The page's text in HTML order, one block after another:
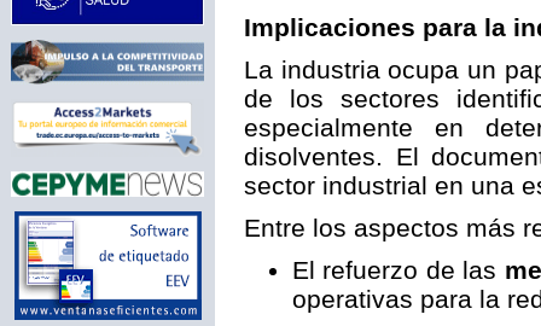
Implicaciones para la
La industria ocupa un
de los sectores
especialmente en
disolventes. El
sector industrial en una
Entre los aspectos más
El refuerzo de las
operativas para la